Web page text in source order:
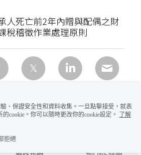
人死亡前2年內贈與配偶之財
稅稽徵作業處理原則
、保證安全性和資料收集。一旦點擊接受，就表
cookie。你可以隨時更改你的cookie設定。
了解
拒絕